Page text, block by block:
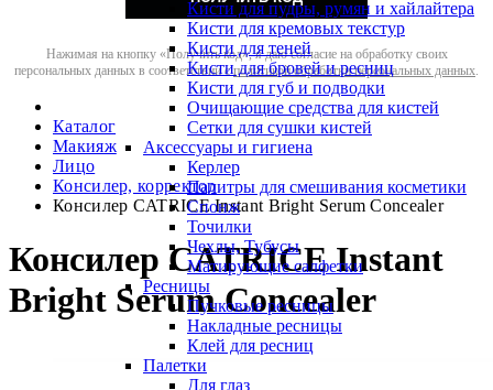
Кисти для пудры, румян и хайлайтера
Кисти для кремовых текстур
Кисти для теней
Кисти для бровей и ресниц
Кисти для губ и подводки
Очищающие средства для кистей
Сетки для сушки кистей
Аксессуары и гигиена
Керлер
Палитры для смешивания косметики
Спонж
Точилки
Чехлы, Тубусы
Матирующие салфетки
Ресницы
Пучковые ресницы
Накладные ресницы
Клей для ресниц
Палетки
Для глаз
Нажимая на кнопку «Получить код», я даю согласие на обработку своих
персональных данных в соответствии сполитикой обработки персональных данных.
Каталог
Макияж
Лицо
Консилер, корректор
Консилер CATRICE Instant Bright Serum Concealer
Консилер CATRICE Instant
Bright Serum Concealer